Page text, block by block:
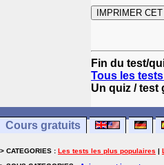
Fin du test/
Tous les
Un quiz / test
Cours gratuits
> CATEGORIES : Les tests les plus populaires |